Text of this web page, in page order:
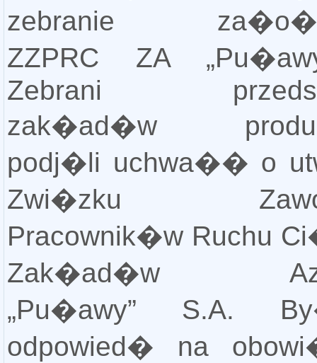
zebranie
ZZPRC ZA
Zebrani
zak�ad�w
podj�li uchwa�� o
Zwi�zku
Pracownik�w Ruchu
Zak�ad�w
„Pu�awy” S.A.
odpowied� na